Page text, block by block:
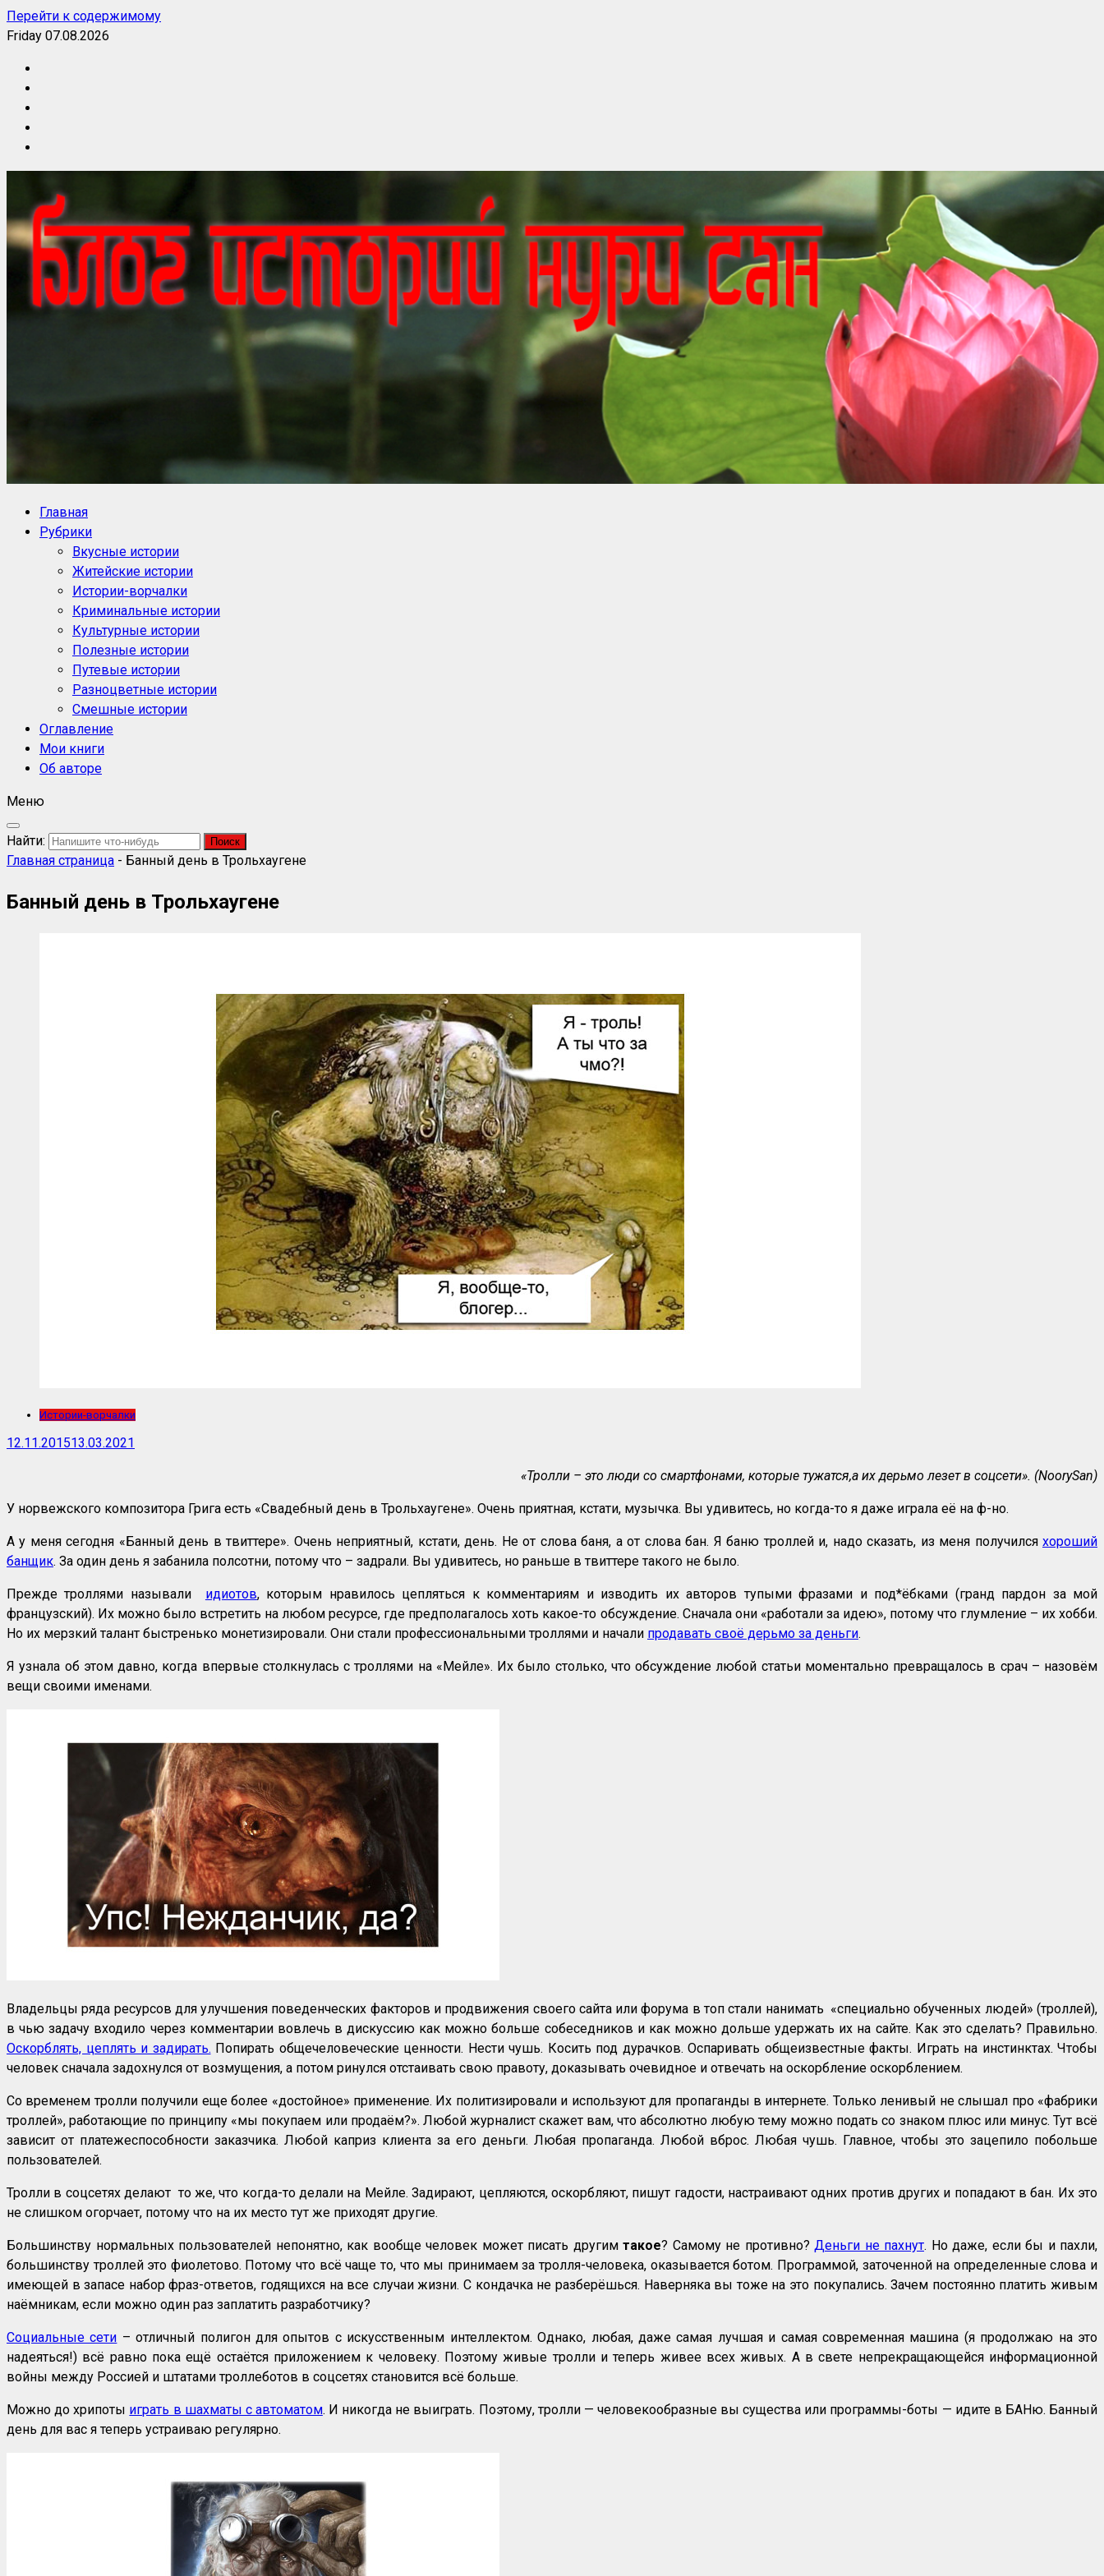
Перейти к содержимому
Friday 07.08.2026
Блог историй NoorySan
Главная
Рубрики
Вкусные истории
Житейские истории
Истории-ворчалки
Криминальные истории
Культурные истории
Полезные истории
Путевые истории
Разноцветные истории
Смешные истории
Оглавление
Мои книги
Об авторе
Меню
Найти:
Главная страница - Банный день в Трольхаугене
Банный день в Трольхаугене
Истории-ворчалки
12.11.201513.03.2021
«Тролли – это люди со смартфонами, которые тужатся,а их дерьмо лезет в соцсети». (NoorySan)
У норвежского композитора Грига есть «Свадебный день в Трольхаугене». Очень приятная, кстати, музычка. Вы удивитесь, но когда-то я даже играла её на ф-но.
А у меня сегодня «Банный день в твиттере». Очень неприятный, кстати, день. Не от слова баня, а от слова бан. Я баню троллей и, надо сказать, из меня получился хороший
банщик. За один день я забанила полсотни, потому что – задрали. Вы удивитесь, но раньше в твиттере такого не было.
Прежде троллями называли идиотов, которым нравилось цепляться к комментариям и изводить их авторов тупыми фразами и под*ёбками (гранд пардон за мой
французский). Их можно было встретить на любом ресурсе, где предполагалось хоть какое-то обсуждение. Сначала они «работали за идею», потому что глумление – их хобби.
Но их мерзкий талант быстренько монетизировали. Они стали профессиональными троллями и начали продавать своё дерьмо за деньги.
Я узнала об этом давно, когда впервые столкнулась с троллями на «Мейле». Их было столько, что обсуждение любой статьи моментально превращалось в срач – назовём
вещи своими именами.
Владельцы ряда ресурсов для улучшения поведенческих факторов и продвижения своего сайта или форума в топ стали нанимать «специально обученных людей» (троллей),
в чью задачу входило через комментарии вовлечь в дискуссию как можно больше собеседников и как можно дольше удержать их на сайте. Как это сделать? Правильно.
Оскорблять, цеплять и задирать. Попирать общечеловеческие ценности. Нести чушь. Косить под дурачков. Оспаривать общеизвестные факты. Играть на инстинктах. Чтобы
человек сначала задохнулся от возмущения, а потом ринулся отстаивать свою правоту, доказывать очевидное и отвечать на оскорбление оскорблением.
Со временем тролли получили еще более «достойное» применение. Их политизировали и используют для пропаганды в интернете. Только ленивый не слышал про «фабрики
троллей», работающие по принципу «мы покупаем или продаём?». Любой журналист скажет вам, что абсолютно любую тему можно подать со знаком плюс или минус. Тут всё
зависит от платежеспособности заказчика. Любой каприз клиента за его деньги. Любая пропаганда. Любой вброс. Любая чушь. Главное, чтобы это зацепило побольше
пользователей.
Тролли в соцсетях делают то же, что когда-то делали на Мейле. Задирают, цепляются, оскорбляют, пишут гадости, настраивают одних против других и попадают в бан. Их это
не слишком огорчает, потому что на их место тут же приходят другие.
Большинству нормальных пользователей непонятно, как вообще человек может писать другим такое? Самому не противно? Деньги не пахнут. Но даже, если бы и пахли,
большинству троллей это фиолетово. Потому что всё чаще то, что мы принимаем за тролля-человека, оказывается ботом. Программой, заточенной на определенные слова и
имеющей в запасе набор фраз-ответов, годящихся на все случаи жизни. С кондачка не разберёшься. Наверняка вы тоже на это покупались. Зачем постоянно платить живым
наёмникам, если можно один раз заплатить разработчику?
Социальные сети – отличный полигон для опытов с искусственным интеллектом. Однако, любая, даже самая лучшая и самая современная машина (я продолжаю на это
надеяться!) всё равно пока ещё остаётся приложением к человеку. Поэтому живые тролли и теперь живее всех живых. А в свете непрекращающейся информационной
войны между Россией и штатами троллеботов в соцсетях становится всё больше.
Можно до хрипоты играть в шахматы с автоматом. И никогда не выиграть. Поэтому, тролли — человекообразные вы существа или программы-боты — идите в БАНю. Банный
день для вас я теперь устраиваю регулярно.